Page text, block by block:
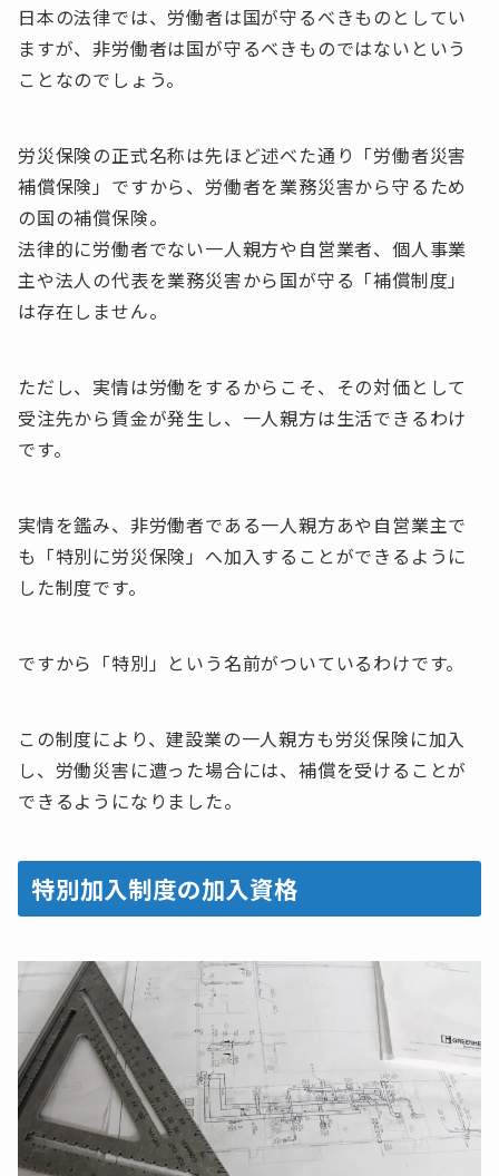
日本の法律では、労働者は国が守るべきものとしてい
ますが、非労働者は国が守るべきものではないという
ことなのでしょう。
労災保険の正式名称は先ほど述べた通り「労働者災害
補償保険」ですから、労働者を業務災害から守るため
の国の補償保険。
法律的に労働者でない一人親方や自営業者、個人事業
主や法人の代表を業務災害から国が守る「補償制度」
は存在しません。
ただし、実情は労働をするからこそ、その対価として
受注先から賃金が発生し、一人親方は生活できるわけ
です。
実情を鑑み、非労働者である一人親方あや自営業主で
も「特別に労災保険」へ加入することができるように
した制度です。
ですから「特別」という名前がついているわけです。
この制度により、建設業の一人親方も労災保険に加入
し、労働災害に遭った場合には、補償を受けることが
できるようになりました。
特別加入制度の加入資格